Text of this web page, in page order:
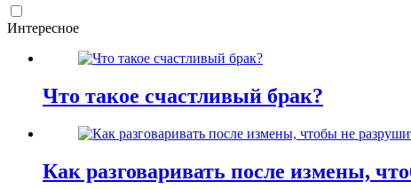
Интересное
Что такое счастливый брак?
Как разговаривать после измены,